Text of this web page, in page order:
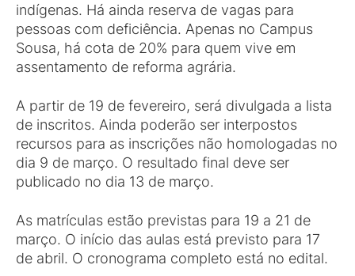
indígenas. Há ainda reserva de vagas para
pessoas com deficiência. Apenas no Campus
Sousa, há cota de 20% para quem vive em
assentamento de reforma agrária.
A partir de 19 de fevereiro, será divulgada a lista
de inscritos. Ainda poderão ser interpostos
recursos para as inscrições não homologadas no
dia 9 de março. O resultado final deve ser
publicado no dia 13 de março.
As matrículas estão previstas para 19 a 21 de
março. O início das aulas está previsto para 17
de abril. O cronograma completo está no edital.